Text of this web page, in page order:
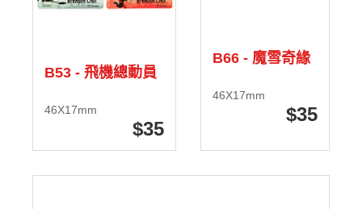
B53 - 飛機總動員
46X17mm
35
B66 - 魔雪奇緣
46X17mm
35